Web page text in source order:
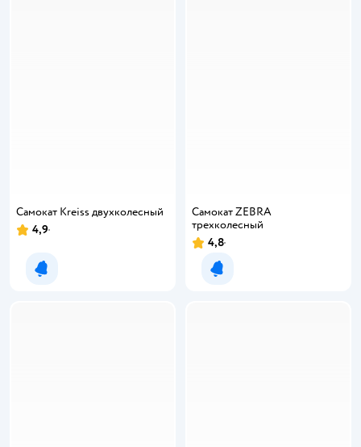
Самокат Kreiss двухколесный
4,9
Уведомить о появлении
Самокат ZEBRA
трехколесный
4,8
Уведомить о появлении